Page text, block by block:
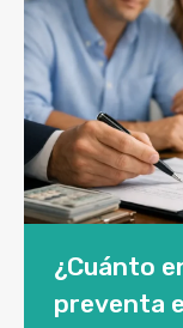
¿Cuánto
preventa